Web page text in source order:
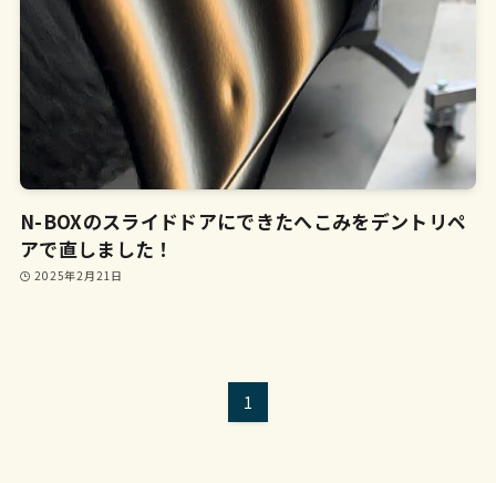
N-BOXのスライドドアにできたへこみをデントリペ
アで直しました！
2025年2月21日
1